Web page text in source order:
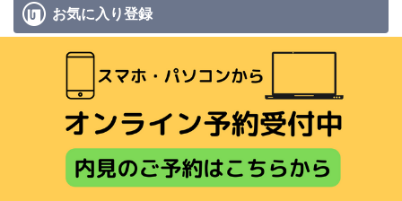
お気に入り登録